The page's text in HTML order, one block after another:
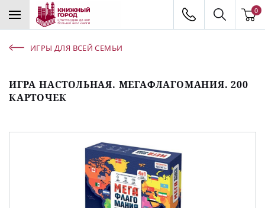
0
ИГРЫ ДЛЯ ВСЕЙ СЕМЬИ
ИГРА НАСТОЛЬНАЯ. МЕГАФЛАГОМАНИЯ. 200
КАРТОЧЕК